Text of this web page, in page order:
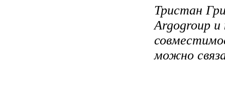
Тристан
Argogroup и
можно